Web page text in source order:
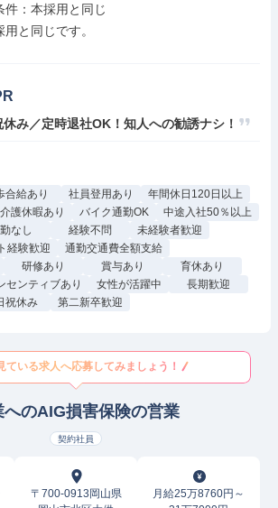
：本採用と同じ
と同じです。
休み／定時退社OK！知人への勧誘ナシ！
合給あり 社員登用あり
年間休日120日以上
介護休暇あり バイク通勤OK
中途入社50％以上
なし 経験不問
未経験者歓迎
経験歓迎
通勤交通費全額支給
研修あり 賞与あり
育休あり
センティブあり 女性が活躍中
長期歓迎
祝休み 第二新卒歓迎
ている求人へ応募してみましょう！
へのAIG損害保険の営業
契約社員
〒700-0913岡山県
月給25万8760円～